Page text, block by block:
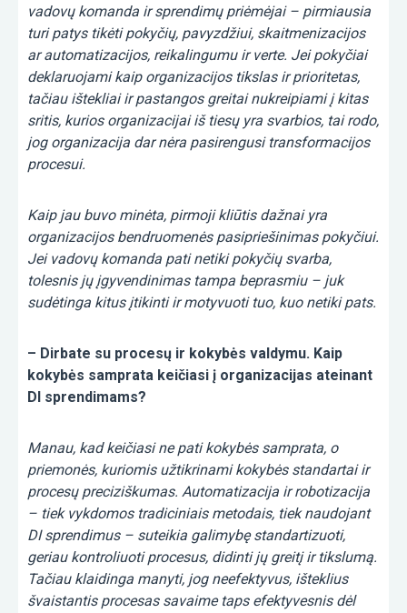
vadovų komanda ir sprendimų priėmėjai – pirmiausia
turi patys tikėti pokyčių, pavyzdžiui, skaitmenizacijos
ar automatizacijos, reikalingumu ir verte. Jei pokyčiai
deklaruojami kaip organizacijos tikslas ir prioritetas,
tačiau ištekliai ir pastangos greitai nukreipiami į kitas
sritis, kurios organizacijai iš tiesų yra svarbios, tai rodo,
jog organizacija dar nėra pasirengusi transformacijos
procesui.
Kaip jau buvo minėta, pirmoji kliūtis dažnai yra
organizacijos bendruomenės pasipriešinimas pokyčiui.
Jei vadovų komanda pati netiki pokyčių svarba,
tolesnis jų įgyvendinimas tampa beprasmiu – juk
sudėtinga kitus įtikinti ir motyvuoti tuo, kuo netiki pats.
– Dirbate su procesų ir kokybės valdymu. Kaip
kokybės samprata keičiasi į organizacijas ateinant
DI sprendimams?
Manau, kad keičiasi ne pati kokybės samprata, o
priemonės, kuriomis užtikrinami kokybės standartai ir
procesų preciziškumas. Automatizacija ir robotizacija
– tiek vykdomos tradiciniais metodais, tiek naudojant
DI sprendimus – suteikia galimybę standartizuoti,
geriau kontroliuoti procesus, didinti jų greitį ir tikslumą.
Tačiau klaidinga manyti, jog neefektyvus, išteklius
švaistantis procesas savaime taps efektyvesnis dėl